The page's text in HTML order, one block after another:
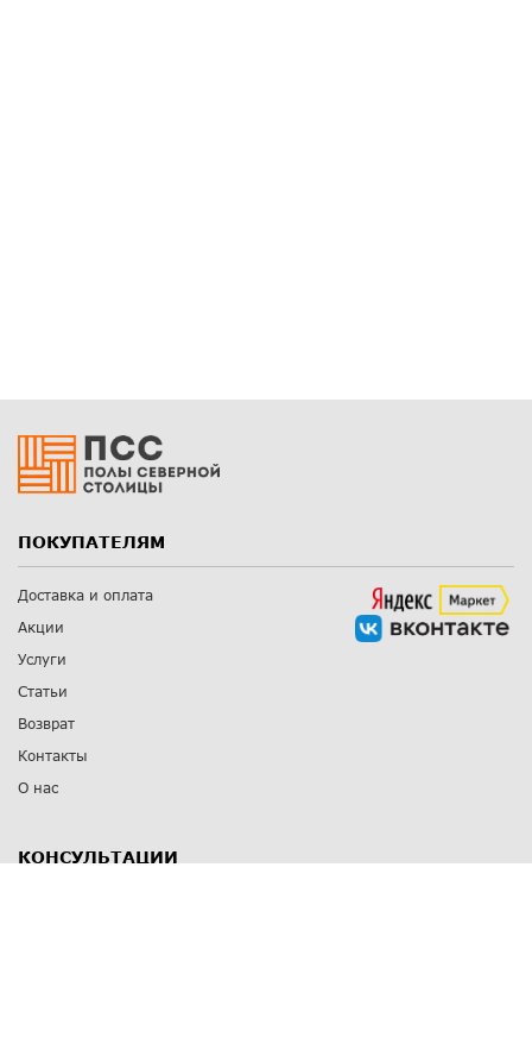
ПОКУПАТЕЛЯМ
Доставка и оплата
Акции
Услуги
Статьи
Возврат
Контакты
О нас
КОНСУЛЬТАЦИИ